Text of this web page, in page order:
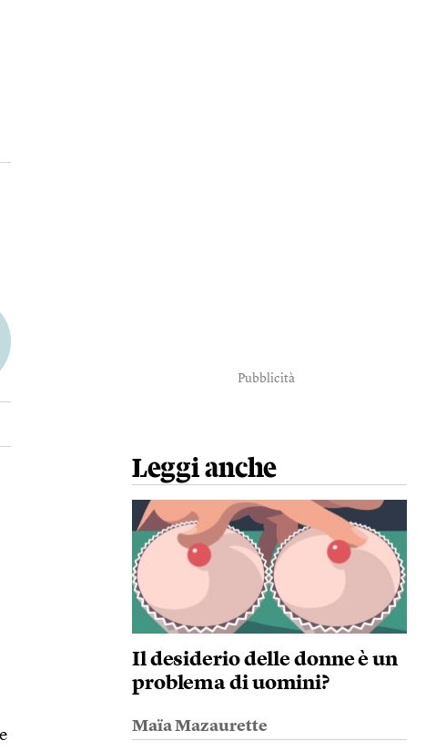
Pubblicità
Leggi anche
Il desiderio delle donne è un
problema di uomini?
Maïa Mazaurette